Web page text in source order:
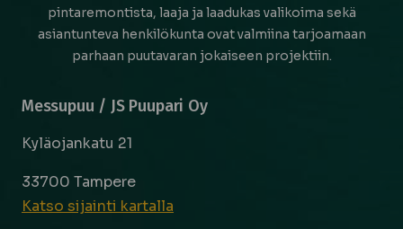
pintaremontista, laaja ja laadukas valikoima sekä
asiantunteva henkilökunta ovat valmiina tarjoamaan
parhaan puutavaran jokaiseen projektiin.
Messupuu / JS Puupari Oy
Kyläojankatu 21
33700 Tampere
Katso sijainti kartalla